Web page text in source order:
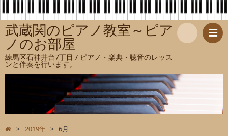
武蔵関のピアノ教室～ピア
ノのお部屋
練馬区石神井台7丁目 / ピアノ・楽典・聴音のレッス
ンと伴奏を行います。
索
> 2019年 > 6月